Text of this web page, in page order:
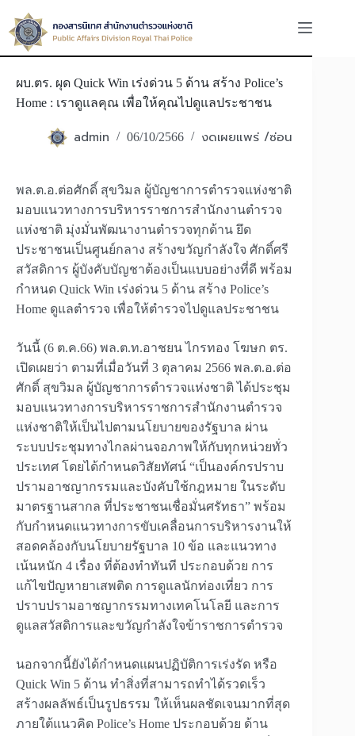
to
content
ผบ.ตร. ผุด Quick Win เร่งด่วน 5 ด้าน สร้าง Police’s
Home : เราดูแลคุณ เพื่อให้คุณไปดูแลประชาชน
admin 06/10/2566 งดเผยแพร่ /ซ่อน
พล.ต.อ.ต่อศักดิ์ สุขวิมล ผู้บัญชาการตำรวจแห่งชาติ
มอบแนวทางการบริหารราชการสำนักงานตำรวจ
แห่งชาติ มุ่งมั่นพัฒนางานตำรวจทุกด้าน ยึด
ประชาชนเป็นศูนย์กลาง สร้างขวัญกำลังใจ ศักดิ์ศรี
สวัสดิการ ผู้บังคับบัญชาต้องเป็นแบบอย่างที่ดี พร้อม
กำหนด Quick Win เร่งด่วน 5 ด้าน สร้าง Police’s
Home ดูแลตำรวจ เพื่อให้ตำรวจไปดูแลประชาชน
วันนี้ (6 ต.ค.66) พล.ต.ท.อาชยน ไกรทอง โฆษก ตร.
เปิดเผยว่า ตามที่เมื่อวันที่ 3 ตุลาคม 2566 พล.ต.อ.ต่อ
ศักดิ์ สุขวิมล ผู้บัญชาการตำรวจแห่งชาติ ได้ประชุม
มอบแนวทางการบริหารราชการสำนักงานตำรวจ
แห่งชาติให้เป็นไปตามนโยบายของรัฐบาล ผ่าน
ระบบประชุมทางไกลผ่านจอภาพให้กับทุกหน่วยทั่ว
ประเทศ โดยได้กำหนดวิสัยทัศน์ “เป็นองค์กรปราบ
ปรามอาชญากรรมและบังคับใช้กฎหมาย ในระดับ
มาตรฐานสากล ที่ประชาชนเชื่อมั่นศรัทธา” พร้อม
กับกำหนดแนวทางการขับเคลื่อนการบริหารงานให้
สอดคล้องกับนโยบายรัฐบาล 10 ข้อ และแนวทาง
เน้นหนัก 4 เรื่อง ที่ต้องทำทันที ประกอบด้วย การ
แก้ไขปัญหายาเสพติด การดูแลนักท่องเที่ยว การ
ปราบปรามอาชญากรรมทางเทคโนโลยี และการ
ดูแลสวัสดิการและขวัญกำลังใจข้าราชการตำรวจ
นอกจากนี้ยังได้กำหนดแผนปฏิบัติการเร่งรัด หรือ
Quick Win 5 ด้าน ทำสิ่งที่สามารถทำได้รวดเร็ว
สร้างผลลัพธ์เป็นรูปธรรม ให้เห็นผลชัดเจนมากที่สุด
ภายใต้แนวคิด Police’s Home ประกอบด้วย ด้าน